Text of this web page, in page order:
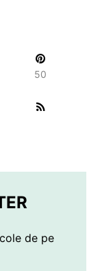
50
de pe